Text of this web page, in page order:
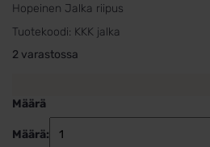
Hopeinen Jalka riipus
Tuotekoodi: KKK jalka
2 varastossa
Määrä
Määrä: